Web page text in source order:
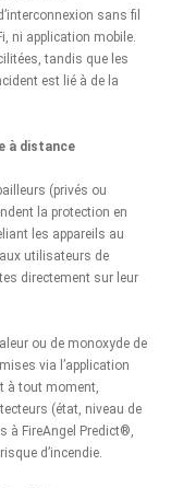
sans fil
ni application mobile.
tandis que les
est lié à de la
à distance
(privés ou
la protection en
les appareils au
utilisateurs de
directement sur leur
ou de monoxyde de
via l’application
à tout moment,
(état, niveau de
à FireAngel Predict®,
d’incendie.